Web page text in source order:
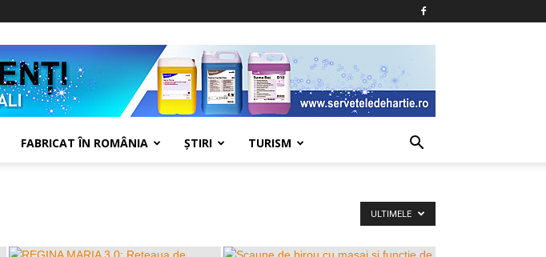
FABRICAT ÎN ROMÂNIA ŞTIRI TURISM
ULTIMELE